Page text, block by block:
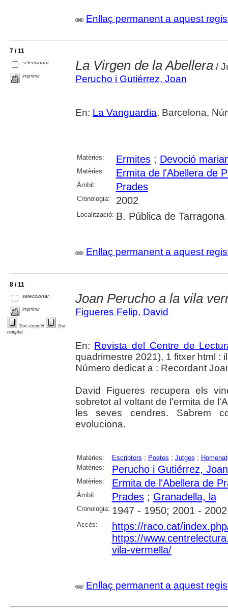
Enllaç permanent a aquest
7 / 11
seleccionar
imprimir
La Virgen de la Abellera/
Perucho i Gutiérrez, Joan
En: La Vanguardia. Barcelona,
Matèries: Ermites; Devoció
Matèries: Ermita de l'Abellera de
Àmbit: Prades
Cronologia: 2002
Localització: B. Pública de Tarragona
Enllaç permanent a aquest
8 / 11
seleccionar
imprimir
Text complet
Text
complet
Joan Perucho a la vila
Figueres Felip, David
En: Revista del Centre de
quadrimestre 2021), 1 fitxer html :
Número dedicat a : Recordant
David Figueres recupera els
sobretot al voltant de l'ermita de
les seves cendres. Sabrem
evoluciona.
Matèries: Escriptors ; Poetes ; Jutges ;
Matèries:
Perucho i Gutiérrez, Joan
Matèries: Ermita de l'Abellera de
Àmbit: Prades; Granadella, la
Cronologia: 1947 - 1950; 2001 - 2002
Accés:
https://raco.cat/
https://
vila-vermella/
Enllaç permanent a aquest